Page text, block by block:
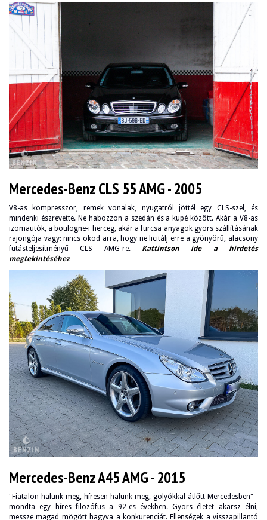
Mercedes-Benz CLS 55 AMG - 2005
V8-as kompresszor, remek vonalak, nyugatról jöttél egy CLS-szel, és
mindenki észrevette. Ne habozzon a szedán és a kupé között. Akár a V8-as
izomautók, a boulogne-i herceg, akár a furcsa anyagok gyors szállításának
rajongója vagy: nincs okod arra, hogy ne licitálj erre a gyönyörű, alacsony
futásteljesítményű CLS AMG-re. Kattintson ide a hirdetés
megtekintéséhez
Mercedes-Benz A45 AMG - 2015
"Fiatalon halunk meg, híresen halunk meg, golyókkal átlőtt Mercedesben" -
mondta egy híres filozófus a 92-es években. Gyors életet akarsz élni,
messze magad mögött hagyva a konkurenciát. Ellenségek a visszapillantó